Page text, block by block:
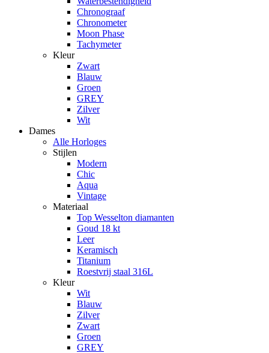
Chronograaf
Chronometer
Moon Phase
Tachymeter
Kleur
Zwart
Blauw
Groen
GREY
Zilver
Wit
Dames
Alle Horloges
Stijlen
Modern
Chic
Aqua
Vintage
Materiaal
Top Wesselton diamanten
Goud 18 kt
Leer
Keramisch
Titanium
Roestvrij staal 316L
Kleur
Wit
Blauw
Zilver
Zwart
Groen
GREY